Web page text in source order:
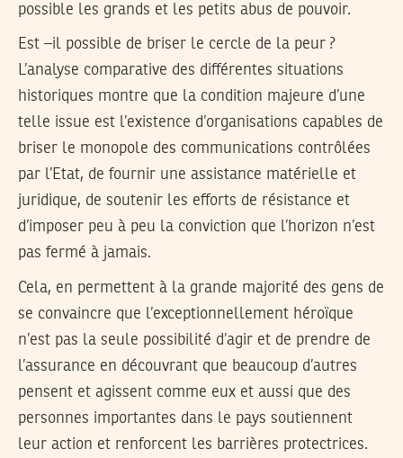
possible les grands et les petits abus de pouvoir.
Est –il possible de briser le cercle de la peur ?
L’analyse comparative des différentes situations
historiques montre que la condition majeure d’une
telle issue est l’existence d’organisations capables de
briser le monopole des communications contrôlées
par l’Etat, de fournir une assistance matérielle et
juridique, de soutenir les efforts de résistance et
d’imposer peu à peu la conviction que l’horizon n’est
pas fermé à jamais.
Cela, en permettent à la grande majorité des gens de
se convaincre que l’exceptionnellement héroïque
n’est pas la seule possibilité d’agir et de prendre de
l’assurance en découvrant que beaucoup d’autres
pensent et agissent comme eux et aussi que des
personnes importantes dans le pays soutiennent
leur action et renforcent les barrières protectrices.